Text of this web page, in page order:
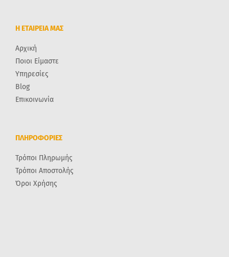
Η ΕΤΑΙΡΕΙΑ ΜΑΣ
Αρχική
Ποιοι Είμαστε
Υπηρεσίες
Blog
Επικοινωνία
ΠΛΗΡΟΦΟΡΙΕΣ
Τρόποι Πληρωμής
Τρόποι Αποστολής
Όροι Χρήσης